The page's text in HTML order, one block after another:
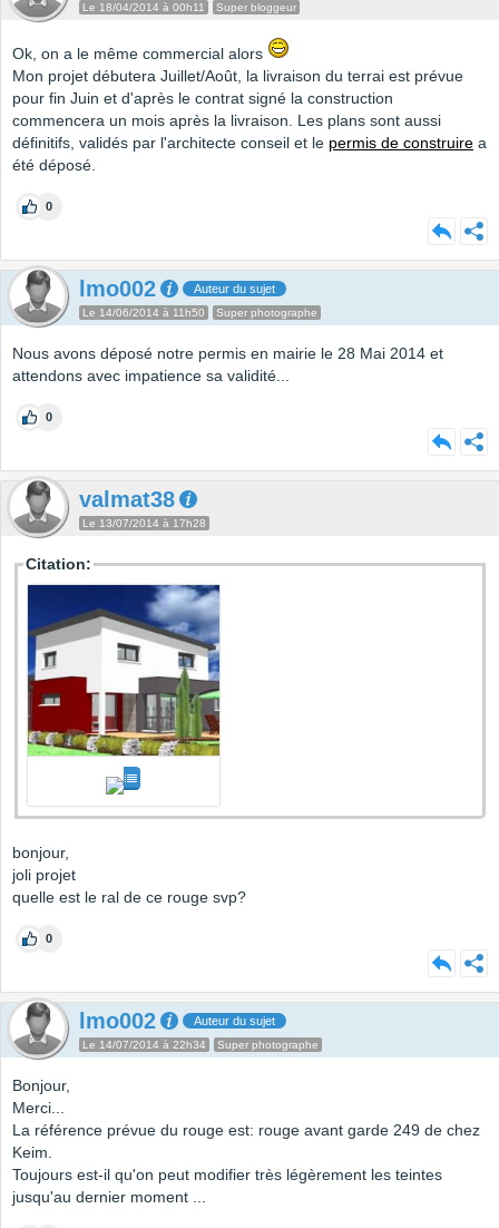
Le 18/04/2014 à 00h11 Super bloggeur
Ok, on a le même commercial alors
Mon projet débutera Juillet/Août, la livraison du terrai est prévue
pour fin Juin et d'après le contrat signé la construction
commencera un mois après la livraison. Les plans sont aussi
définitifs, validés par l'architecte conseil et le permis de construire a
été déposé.
0
lmo002 Auteur du sujet
Le 14/06/2014 à 11h50 Super photographe
Nous avons déposé notre permis en mairie le 28 Mai 2014 et
attendons avec impatience sa validité...
0
valmat38
Le 13/07/2014 à 17h28
Citation:
bonjour,
joli projet
quelle est le ral de ce rouge svp?
0
lmo002 Auteur du sujet
Le 14/07/2014 à 22h34 Super photographe
Bonjour,
Merci...
La référence prévue du rouge est: rouge avant garde 249 de chez
Keim.
Toujours est-il qu'on peut modifier très légèrement les teintes
jusqu'au dernier moment ...